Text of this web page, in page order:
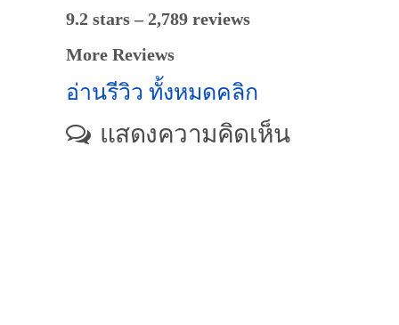
นักบินทุนการบินไทย
9.2 stars – 2,789 reviews
More Reviews
อ่านรีวิว ทั้งหมดคลิก
แสดงความคิดเห็น